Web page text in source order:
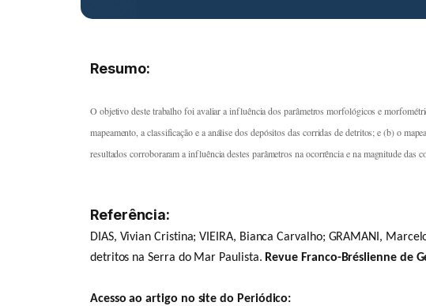
Resumo:
O objetivo deste trabalho foi avaliar a influência dos parâmetros morfológicos e
mapeamento, a classificação e a análise dos depósitos das corridas de detritos; e (b) o
resultados corroboraram a influência destes parâmetros na ocorrência e na magnitude das
Referência:
DIAS, Vivian Cristina; VIEIRA, Bianca Carvalho; GRAMANI,
detritos na Serra do Mar Paulista. Revue Franco-Bréslienne de
Acesso ao artigo no site do Periódico: